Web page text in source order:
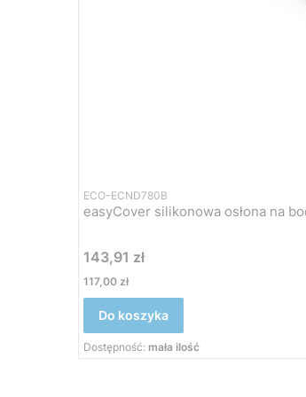
ECO-ECND780B
Cena
143,91 zł
Cena
117,00 zł
Do koszyka
Dostępność: mała ilość